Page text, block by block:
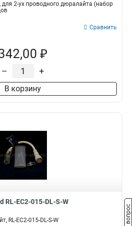
2-ух проводного дюралайта (набор
Сравнить
₽
– +
В корзину
RL-EC2-015-DL-S-W
RL-EC2-015-DL-S-W